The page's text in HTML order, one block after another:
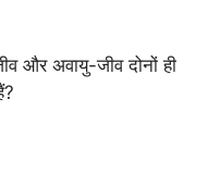
और अवायु-जीव दोनों ही